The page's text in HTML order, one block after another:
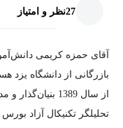
نگاه کلی به سایت tsetmc.com
نماد چیست؟
انواع بازار در بورس
ناظر در بازار بورس
27نظر و امتیاز
آقای حمزه کریمی
بازرگانی از دانشگاه یزد
از سال 1389
تحلیلگر تکنیکال آزاد